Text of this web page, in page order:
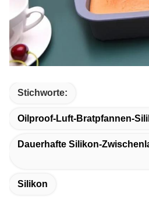
Stichworte:
Oilproof-Luft-Bratpfannen-
Dauerhafte Silikon-
Silikon